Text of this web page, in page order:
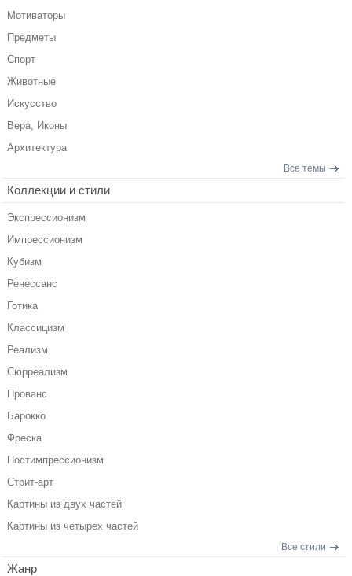
Мотиваторы
Предметы
Спорт
Животные
Искусство
Вера, Иконы
Архитектура
Все темы
Коллекции и стили
Экспрессионизм
Импрессионизм
Кубизм
Ренессанс
Готика
Классицизм
Реализм
Сюрреализм
Прованс
Барокко
Фреска
Постимпрессионизм
Стрит-арт
Картины из двух частей
Картины из четырех частей
Все стили
Жанр